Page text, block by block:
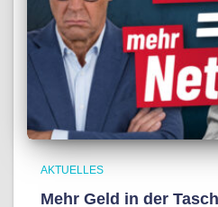
AKTUELLES
Mehr Geld in der